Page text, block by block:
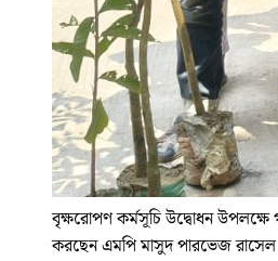
বৃক্ষরোপণ কর্মসূচি উদ্বোধন উপলক্ষে
করছেন এমপি মাসুদ পারভেজ রাসেল